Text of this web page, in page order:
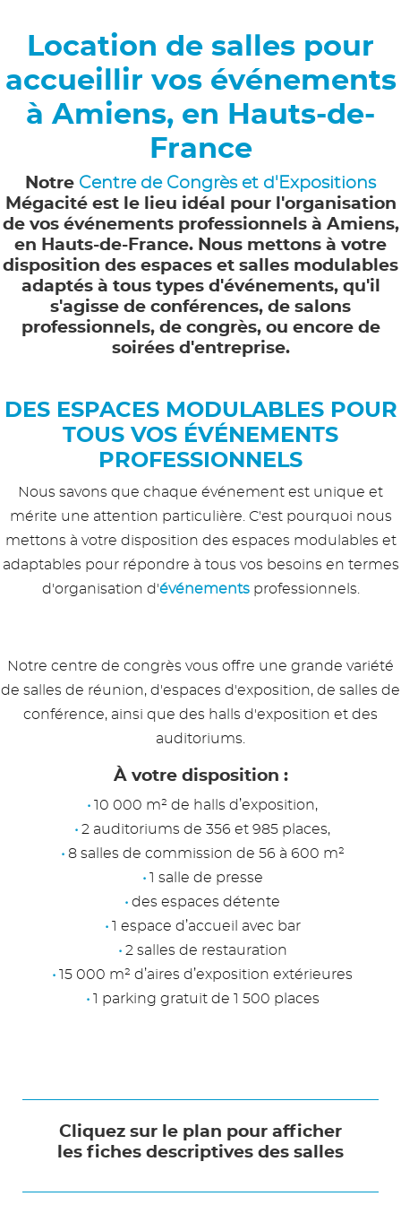
Location de salles pour
accueillir vos événements
à Amiens, en Hauts-de-
France
Notre Centre de Congrès et d'Expositions
Mégacité est le lieu idéal pour l'organisation
de vos événements professionnels à Amiens,
en Hauts-de-France. Nous mettons à votre
disposition des espaces et salles modulables
adaptés à tous types d'événements, qu'il
s'agisse de conférences, de salons
professionnels, de congrès, ou encore de
soirées d'entreprise.
DES ESPACES MODULABLES POUR
TOUS VOS ÉVÉNEMENTS
PROFESSIONNELS
Nous savons que chaque événement est unique et
mérite une attention particulière. C'est pourquoi nous
mettons à votre disposition des espaces modulables et
adaptables pour répondre à tous vos besoins en termes
d'organisation d'événementsprofessionnels.
Notre centre de congrès vous offre une grande variété
de salles de réunion, d'espaces d'exposition, de salles de
conférence, ainsi que des halls d'exposition et des
auditoriums.
À votre disposition :
10 000 m² de halls d’exposition,
2 auditoriums de 356 et 985 places,
8 salles de commission de 56 à 600 m²
1 salle de presse
des espaces détente
1 espace d’accueil avec bar
2 salles de restauration
15 000 m² d’aires d’exposition extérieures
1 parking gratuit de 1 500 places
Cliquez sur le plan pour afficher
les fiches descriptives des salles